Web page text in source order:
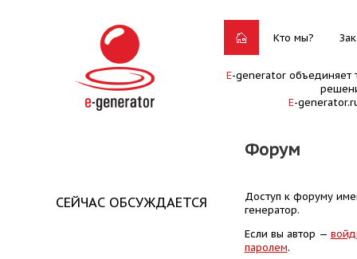
Кто мы?
E-generator объединяет
E-
Форум
СЕЙЧАС ОБСУЖДАЕТСЯ
Доступ к форуму
генератор.
Если вы автор —
паролем.